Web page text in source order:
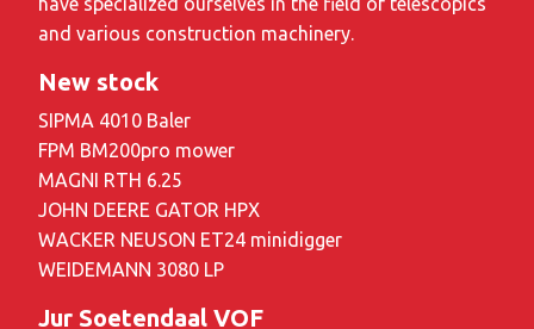
and various construction machinery.
New stock
SIPMA 4010 Baler
FPM BM200pro mower
MAGNI RTH 6.25
JOHN DEERE GATOR HPX
WACKER NEUSON ET24 minidigger
WEIDEMANN 3080 LP
Jur Soetendaal VOF